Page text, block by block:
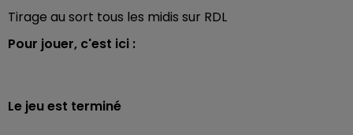
Tirage au sort tous les midis sur RDL
Pour jouer, c'est ici :
Le jeu est terminé